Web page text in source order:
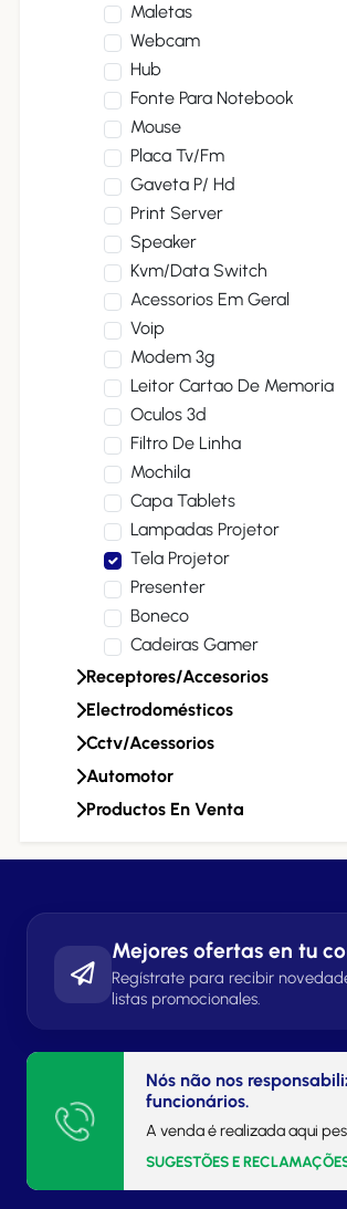
Maletas
Webcam
Hub
Fonte Para Notebook
Mouse
Placa Tv/fm
Gaveta P/ Hd
Print Server
Speaker
Kvm/data Switch
Acessorios Em Geral
Voip
Modem 3g
Leitor Cartao De Memoria
Oculos 3d
Filtro De Linha
Mochila
Capa Tablets
Lampadas Projetor
Tela Projetor
Presenter
Boneco
Cadeiras Gamer
Receptores/accesorios
Electrodomésticos
Cctv/acessorios
Automotor
Productos En Venta
Mejores ofertas en tu
Regístrate para recibir
listas promocionales.
Nós não nos
funcionários.
A venda é realizada aqui
SUGESTÕES E